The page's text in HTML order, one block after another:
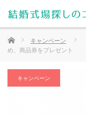
ホーム キャンペーン
め、商品券をプレゼント
キャンペーン